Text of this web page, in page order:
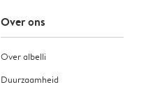
Over ons
Over albelli
Duurzaamheid